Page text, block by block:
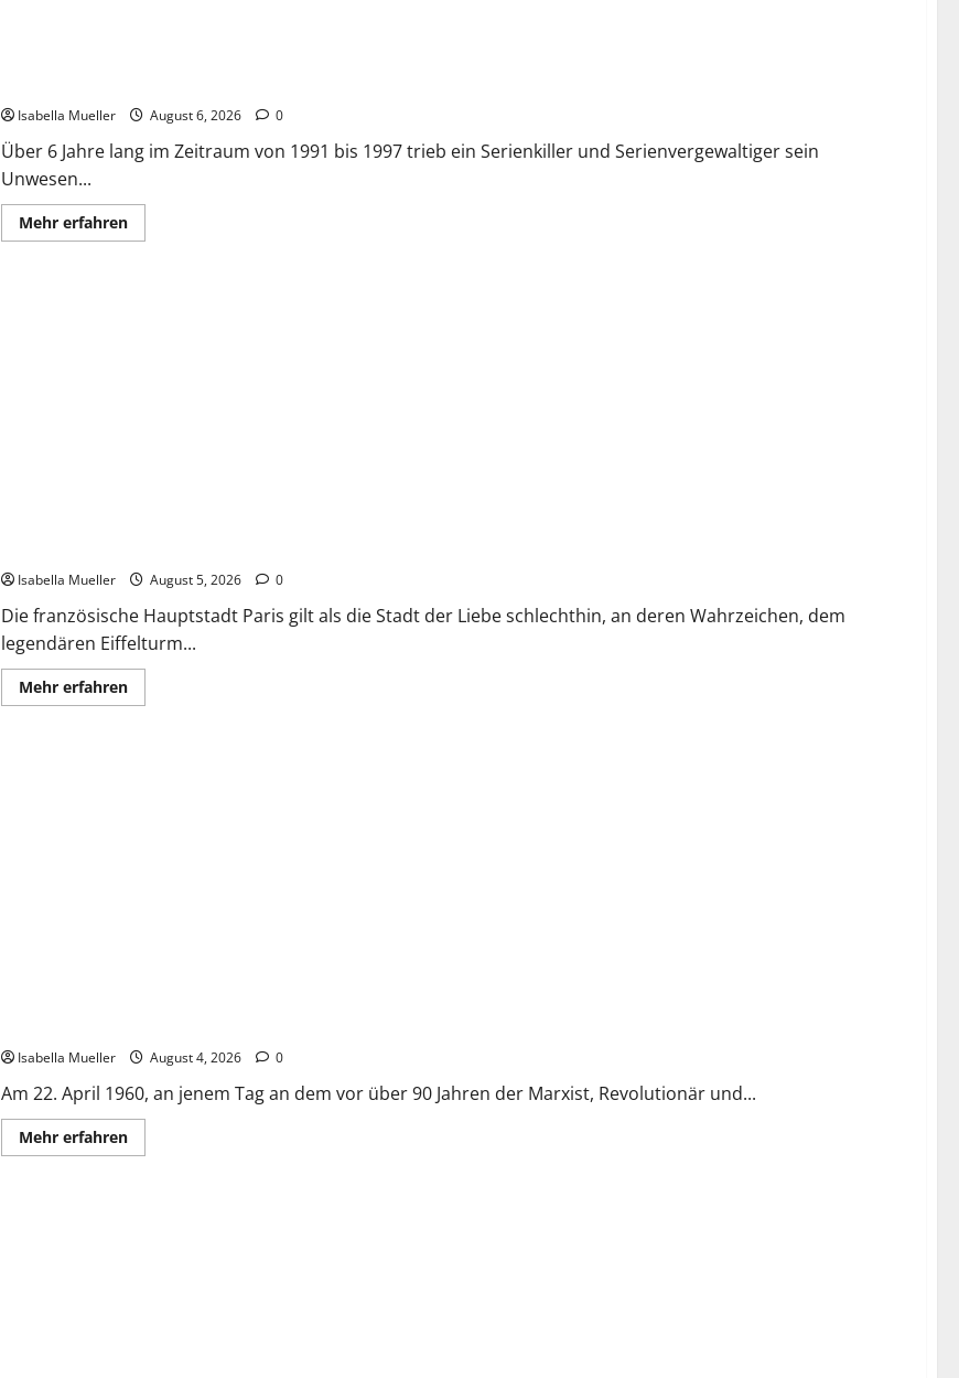
Isabella Mueller August 6, 2026 0
Über 6 Jahre lang im Zeitraum von 1991 bis 1997 trieb ein Serienkiller und Serienvergewaltiger sein
Unwesen...
Mehr erfahren
Isabella Mueller August 5, 2026 0
Die französische Hauptstadt Paris gilt als die Stadt der Liebe schlechthin, an deren Wahrzeichen, dem
legendären Eiffelturm...
Mehr erfahren
Isabella Mueller August 4, 2026 0
Am 22. April 1960, an jenem Tag an dem vor über 90 Jahren der Marxist, Revolutionär und...
Mehr erfahren